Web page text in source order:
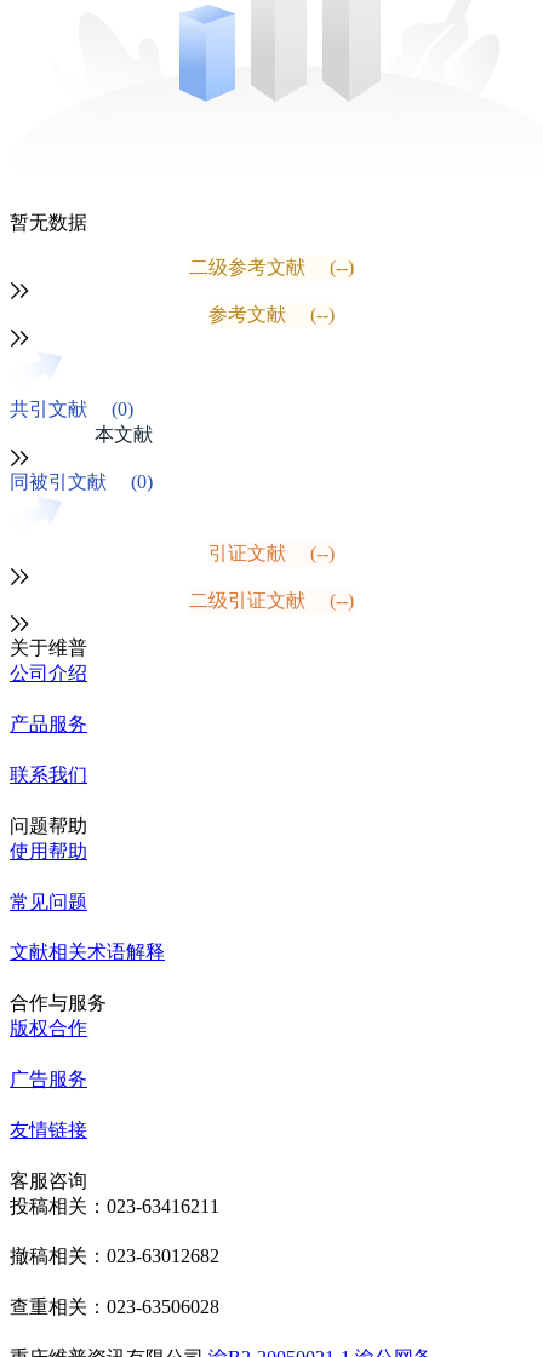
暂无数据
二级参考文献 (--)
参考文献 (--)
共引文献
(0)
本文献
同被引文献 (0)
引证文献 (--)
二级引证文献 (--)
关于维普
公司介绍
产品服务
联系我们
问题帮助
使用帮助
常见问题
文献相关术语解释
合作与服务
版权合作
广告服务
友情链接
客服咨询
投稿相关：023-63416211
撤稿相关：023-63012682
查重相关：023-63506028